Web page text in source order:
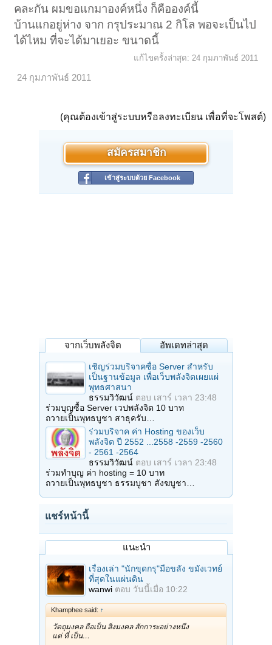
คละกัน ผมขอแกมาองค์หนึ่ง ก็คือองค์นี้
บ้านแกอยู่ห่าง จาก กรุประมาณ 2 กิโล พอจะเป็นไป
ได้ไหม ที่จะได้มาเยอะ ขนาดนี้
แก้ไขครั้งล่าสุด: 24 กุมภาพันธ์ 2011
24 กุมภาพันธ์ 2011
(คุณต้องเข้าสู่ระบบหรือลงทะเบียน เพื่อที่จะโพสต์)
สมัครสมาชิก
เข้าสู่ระบบด้วย Facebook
จากเว็บพลังจิต อัพเดทล่าสุด
เชิญร่วมบริจาคซื้อ Server สำหรับ
เป็นฐานข้อมูล เพื่อเว็บพลังจิตเผยแผ่
พุทธศาสนา
ธรรมวิวัฒน์ ตอบ เสาร์ เวลา 23:48
ร่วมบุญซื้อ Server เวปพลังจิต 10 บาท
ถวายเป็นพุทธบูชา สาธุครับ…
ร่วมบริจาค ค่า Hosting ของเว็บ
พลังจิต ปี 2552 ...2558 -2559 -2560
- 2561 -2564
ธรรมวิวัฒน์ ตอบ เสาร์ เวลา 23:48
ร่วมทำบุญ ค่า hosting = 10 บาท
ถวายเป็นพุทธบูชา ธรรมบูชา สังฆบูชา…
แชร์หน้านี้
แนะนำ
เรื่องเล่า "นักขุดกรุ"มือขลัง ขมังเวทย์
ที่สุดในแผ่นดิน
wanwi ตอบ วันนี้เมื่อ 10:22
Khamphee said: ↑
วัตถุมงคล ถือเป็น สิ่งมงคล สักการะอย่างหนึ่ง
แต่ ที่ เป็น…